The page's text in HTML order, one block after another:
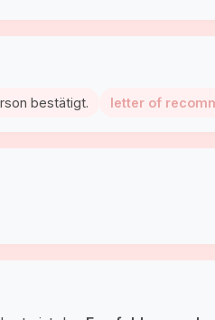
bestätigt. letter of